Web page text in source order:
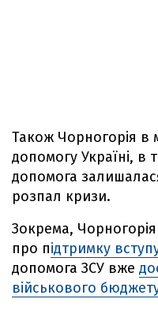
Також Чорногорія в
допомогу Україні, в
допомога
розпал кризи.
Зокрема,
про підтримку
допомога ЗСУ вже
військового